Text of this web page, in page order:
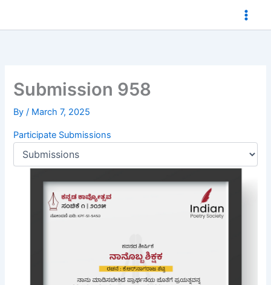
Submission 958
By/ March 7, 2025
Participate Submissions